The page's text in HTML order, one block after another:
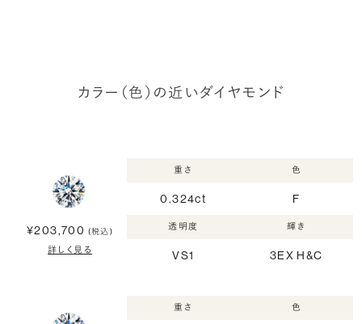
カラー（色）の近いダイヤモンド
¥203,700 (税込)
詳しく見る
重さ
0.324ct
色
F
透明度
VS1
輝き
3EX H&C
重さ 色